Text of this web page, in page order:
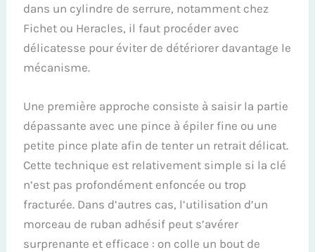
dans un cylindre de serrure, notamment chez
Fichet ou Heracles, il faut procéder avec
délicatesse pour éviter de détériorer davantage le
mécanisme.
Une première approche consiste à saisir la partie
dépassante avec une pince à épiler fine ou une
petite pince plate afin de tenter un retrait délicat.
Cette technique est relativement simple si la clé
n’est pas profondément enfoncée ou trop
fracturée. Dans d’autres cas, l’utilisation d’un
morceau de ruban adhésif peut s’avérer
surprenante et efficace : on colle un bout de